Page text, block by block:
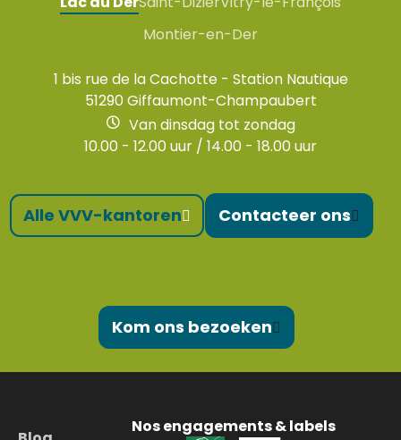
Montier-en-Der
1 bis rue de la Cachotte - Station Nautique
51290 Giffaumont-Champaubert
Van dinsdag tot zondag
10.00 - 12.00 uur / 14.00 - 18.00 uur
Alle VVV-kantoren Contacteer ons
Kom ons bezoeken
Nos engagements & labels